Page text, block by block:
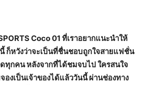
Coco 01 ที่เราอยากแนะนำให้
ก็หวังว่าจะเป็นที่ชื่นชอบถูกใจสายแฟชั่น
ดทุกคน หลังจากที่ได้ชมจบไป ใครสนใจ
องเป็นเจ้าของได้แล้ววันนี้ ผ่านช่องทาง